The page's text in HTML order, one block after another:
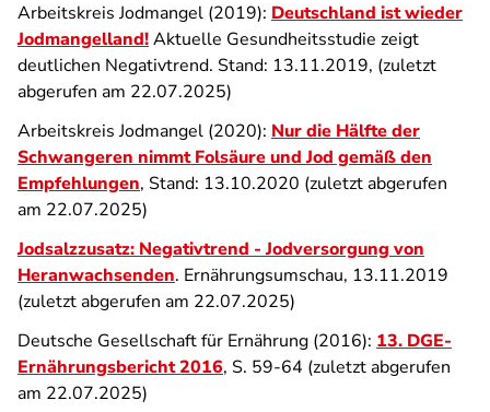
Arbeitskreis Jodmangel (2019): Deutschland ist wieder
Jodmangelland!Aktuelle Gesundheitsstudie zeigt
deutlichen Negativtrend. Stand: 13.11.2019, (zuletzt
abgerufen am 22.07.2025)
Arbeitskreis Jodmangel (2020): Nur die Hälfte der
Schwangeren nimmt Folsäure und Jod gemäß den
Empfehlungen, Stand: 13.10.2020 (zuletzt abgerufen
am 22.07.2025)
Jodsalzzusatz: Negativtrend - Jodversorgung von
Heranwachsenden. Ernährungsumschau, 13.11.2019
(zuletzt abgerufen am 22.07.2025)
Deutsche Gesellschaft für Ernährung (2016): 13. DGE-
Ernährungsbericht 2016, S. 59-64 (zuletzt abgerufen
am 22.07.2025)